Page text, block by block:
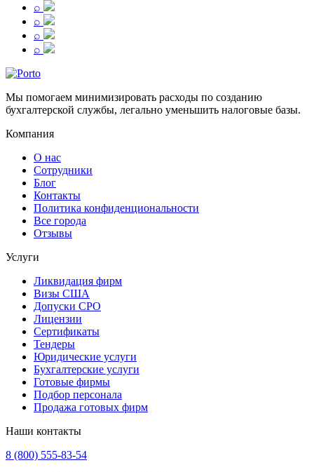
⌕
⌕
⌕
⌕
Мы помогаем минимизировать расходы по созданию
бухгалтерской службы, легально уменьшить налоговые базы.
Компания
О нас
Сотрудники
Блог
Контакты
Политика конфиденциональности
Все города
Отзывы
Услуги
Ликвидация фирм
Визы США
Допуски СРО
Лицензии
Сертификаты
Тендеры
Юридические услуги
Бухгалтерские услуги
Готовые фирмы
Подбор персонала
Продажа готовых фирм
Наши контакты
8 (800) 555-83-54